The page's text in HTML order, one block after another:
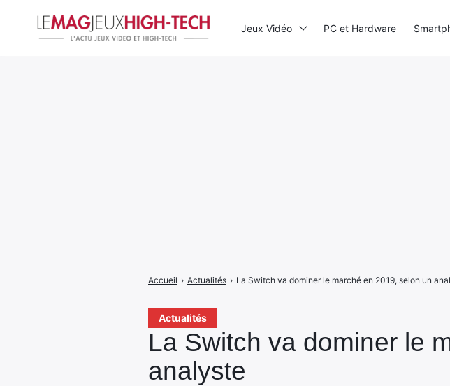
Actualités
La Switch va dominer le
analyste
Accueil › Actualités › La Switch va dominer le marché en 2019, selon un
Jeux Vidéo PC et Hardware